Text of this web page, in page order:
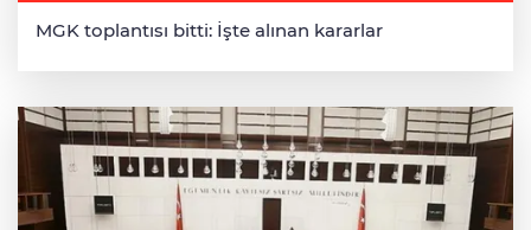
MGK toplantısı bitti: İşte alınan kararlar